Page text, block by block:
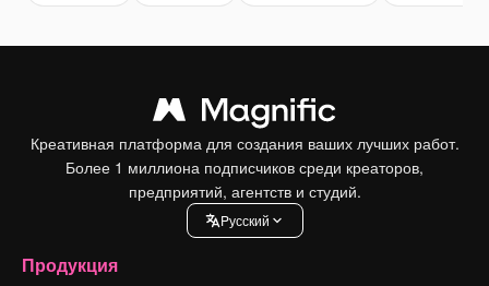
Креативная платформа для создания ваших лучших работ.
Более 1 миллиона подписчиков среди креаторов,
предприятий, агентств и студий.
Pусский
Продукция